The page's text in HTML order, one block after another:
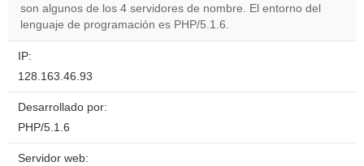
son algunos de los 4 servidores de nombre. El entorno del
lenguaje de programación es PHP/5.1.6.
IP:
128.163.46.93
Desarrollado por:
PHP/5.1.6
Servidor web: